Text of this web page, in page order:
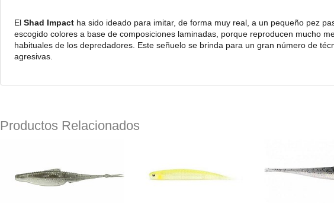
ElShad Impact ha sido ideado para imitar, de forma muy real, a un pequeño pez
escogido colores a base de composiciones laminadas, porque reproducen mucho
habituales de los depredadores. Este señuelo se brinda para un gran número de
agresivas.
Productos Relacionados